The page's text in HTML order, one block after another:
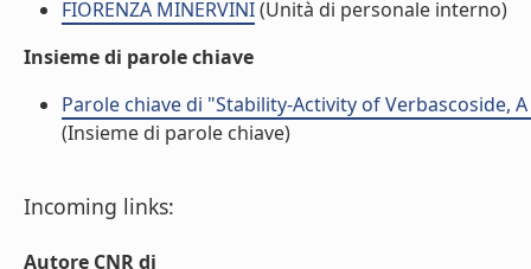
FIORENZA MINERVINI(Unità di personale interno)
Insieme di parole chiave
Parole chiave di "Stability-Activity of
(Insieme di parole chiave)
Incoming links:
Autore CNR di